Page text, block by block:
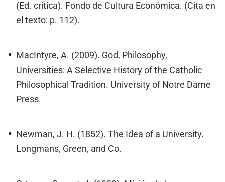
(Ed. crítica). Fondo de Cultura Económica. (Cita en
el texto: p. 112).
MacIntyre, A. (2009). God, Philosophy,
Universities: A Selective History of the Catholic
Philosophical Tradition. University of Notre Dame
Press.
Newman, J. H. (1852). The Idea of a University.
Longmans, Green, and Co.